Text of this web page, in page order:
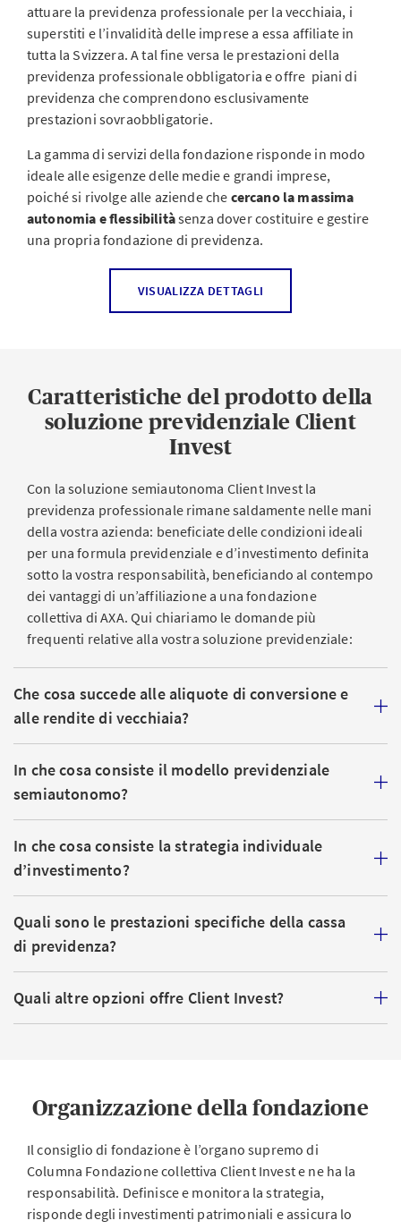
attuare la previdenza professionale per la vecchiaia, i
superstiti e l’invalidità delle imprese a essa affiliate in
tutta la Svizzera. A tal fine versa le prestazioni della
previdenza professionale obbligatoria e offre piani di
previdenza che comprendono esclusivamente
prestazioni sovraobbligatorie.
La gamma di servizi della fondazione risponde in modo
ideale alle esigenze delle medie e grandi imprese,
poiché si rivolge alle aziende che cercano la massima
autonomia e flessibilitàsenza dover costituire e gestire
una propria fondazione di previdenza.
Gestione dell’attività d’investimento
Il patrimonio viene investito dall’Asset Management
di AXA, da UBS o da un altro gestore patrimoniale
Protezione finanziaria delle prestazioni di
previdenza
Le prestazioni in seguito a invalidità e in caso di
decesso di una persona assicurata prima dell’età di
riferimento (in precedenza: età di pensionamento)
sono riassicurate presso AXA Vita SA.
esse correlate in caso di decesso dopo l’età di
riferimento (in precedenza: età di pensionamento)
vengono erogate dalla fondazione.
Amministrazione e attuazione
AXA Vita SA
VISUALIZZA DETTAGLI
Caratteristiche del prodotto della
soluzione previdenziale Client
Invest
Con la soluzione semiautonoma Client Invest la
previdenza professionale rimane saldamente nelle mani
della vostra azienda: beneficiate delle condizioni ideali
per una formula previdenziale e d’investimento definita
sotto la vostra responsabilità, beneficiando al contempo
dei vantaggi di un’affiliazione a una fondazione
collettiva di AXA. Qui chiariamo le domande più
frequenti relative alla vostra soluzione previdenziale:
Che cosa succede alle aliquote di conversione e
alle rendite di vecchiaia?
In che cosa consiste il modello previdenziale
semiautonomo?
In che cosa consiste la strategia individuale
d’investimento?
Quali sono le prestazioni specifiche della cassa
di previdenza?
Quali altre opzioni offre Client Invest?
Organizzazione della fondazione
Il consiglio di fondazione è l’organo supremo di
Columna Fondazione collettiva Client Invest e ne ha la
responsabilità. Definisce e monitora la strategia,
risponde degli investimenti patrimoniali e assicura lo